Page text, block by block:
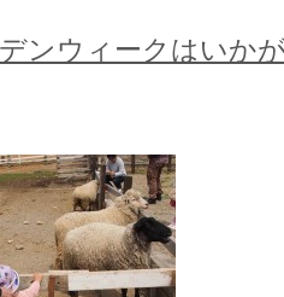
ンウィークはいか